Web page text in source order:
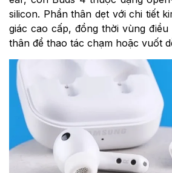
silicon. Phần thân dẹt với chi tiết
giác cao cấp, đồng thời vùng
thân để thao tác chạm hoặc vuốt